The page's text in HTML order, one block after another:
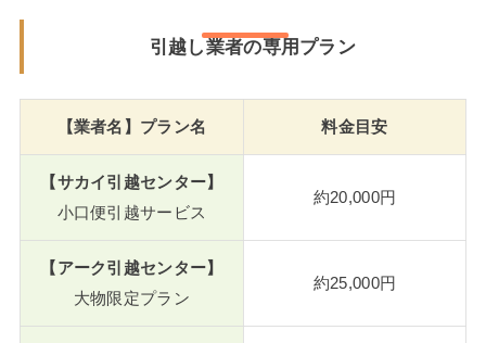
引越し業者の専用プラン
【業者名】プラン名 料金目安
【サカイ引越センター】
小口便引越サービス
約20,000円
【アーク引越センター】
大物限定プラン
約25,000円